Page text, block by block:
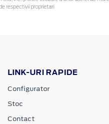
respectivii proprietari
LINK-URI RAPIDE
Configurator
Stoc
Contact